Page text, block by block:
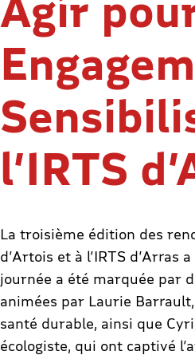
l’IRTS
La troisième édition des
d’Artois et à l’IRTS
journée a été marquée par
animées par Laurie
santé durable, ainsi que
écologiste, qui ont captivé